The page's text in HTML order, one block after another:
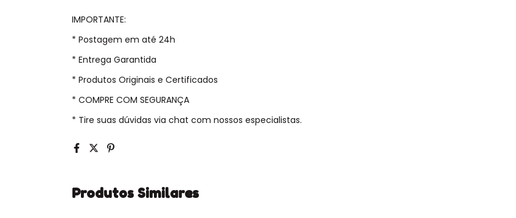
IMPORTANTE:
* Postagem em até 24h
* Entrega Garantida
* Produtos Originais e Certificados
* COMPRE COM SEGURANÇA
* Tire suas dúvidas via chat com nossos especialistas.
Produtos Similares